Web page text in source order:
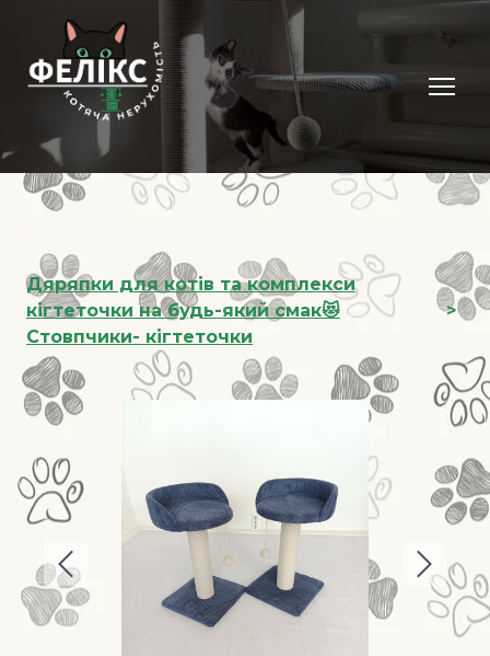
Дяряпки для котів та комплекси
кігтеточки на будь-який смак😻
Стовпчики- кігтеточки